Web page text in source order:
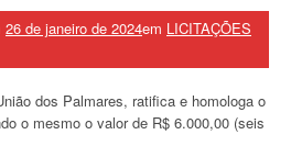
26 de janeiro de 2024em LICITAÇÕES
dos Palmares, ratifica e homologa o
o mesmo o valor de R$ 6.000,00 (seis